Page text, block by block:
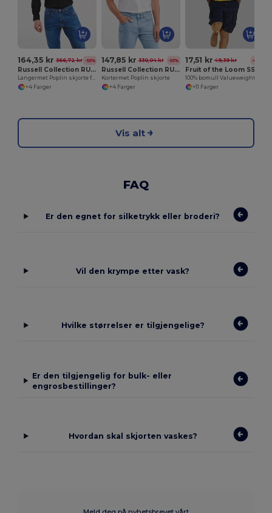
164,35 kr 366,72 kr -55%
Russell Collection RU934M
Langermet Poplin skjorte for menn
+4 Farger
147,85 kr 330,04 kr -55%
Russell Collection RU935M
Kortermet Poplin skjorte
+4 Farger
17,51 kr 49,39 kr -65%
+11 Farger
Vis alt
FAQ
Er den egnet for silketrykk eller broderi?
Vil den krympe etter vask?
Hvilke størrelser er tilgjengelige?
Er den tilgjengelig for bulk- eller
engrosbestillinger?
Hvordan skal skjorten vaskes?